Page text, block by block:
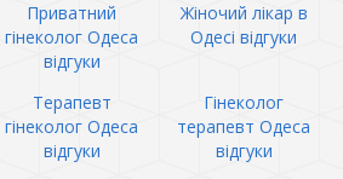
Приватний
гінеколог Одеса
відгуки
Жіночий лікар в
Одесі відгуки
Терапевт
гінеколог Одеса
відгуки
Гінеколог
терапевт Одеса
відгуки